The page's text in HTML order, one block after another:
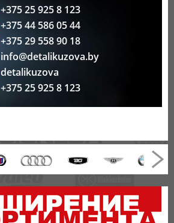
+375 25 925 8 123
+375 44 586 05 44
+375 29 558 90 18
info@detalikuzova.by
detalikuzova
+375 25 925 8 123